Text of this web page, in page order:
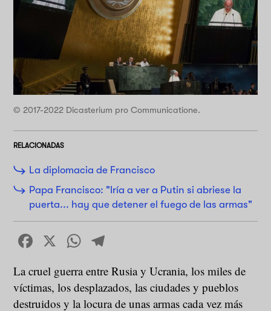
© 2017-2022 Dicasterium pro Communicatione.
RELACIONADAS
La diplomacia de Francisco
Papa Francisco: "Iría a ver a Putin si abriese la
puerta... hay que detener el fuego de las armas"
Facebook
X WhatsApp
La cruel guerra entre Rusia y Ucrania, los miles de
víctimas, los desplazados, las ciudades y pueblos
destruidos y la locura de unas armas cada vez más